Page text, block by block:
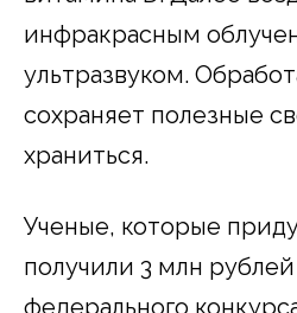
инфракрасным
ультразвуком.
сохраняет полезные
храниться.
Ученые, которые
получили 3 млн
федерального